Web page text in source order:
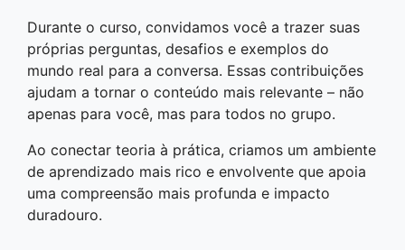
Durante o curso, convidamos você a trazer suas
próprias perguntas, desafios e exemplos do
mundo real para a conversa. Essas contribuições
ajudam a tornar o conteúdo mais relevante – não
apenas para você, mas para todos no grupo.
Ao conectar teoria à prática, criamos um ambiente
de aprendizado mais rico e envolvente que apoia
uma compreensão mais profunda e impacto
duradouro.